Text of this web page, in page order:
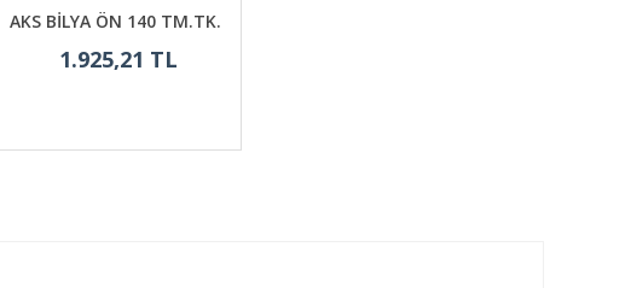
AKS BİLYA ÖN 140 TM.TK.
1.925,21 TL